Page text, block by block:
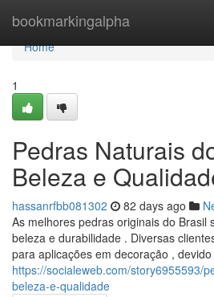
bookmarkingalpha
Home
Home
1
Pedras Naturais
Beleza e
hassanrfbb081302 82 days ago
As melhores pedras originais do Brasil
beleza e durabilidade . Diversas
para aplicações em decoração ,
https://socialeweb.com/story6955593/
beleza-e-qualidade